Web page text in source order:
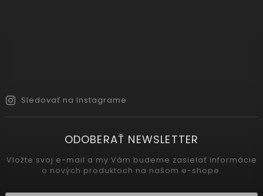
Sledovať na Instagrame
ODOBERAŤ NEWSLETTER
Vložte svoj e-mail a my Vám budeme zasielať informácie
o nových produktoch na našom e-shope.